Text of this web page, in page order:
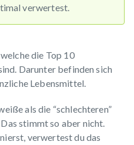
verwertest.
welchedie Top 10
. Darunter befinden sich
Lebensmittel.
als die “schlechteren”
stimmt so aber nicht.
verwertest du das